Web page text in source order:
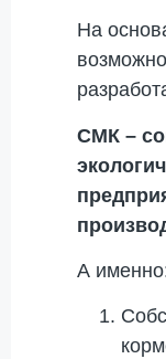
На
СМК –
А